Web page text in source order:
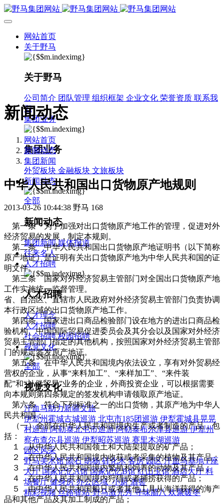
网站首页
关于野马
关于野马
公司简介 团队管理 组织框架 企业文化 荣誉资质 联系我
们
集团业务
集团业务
外贸板块 金融板块 文旅板块
新闻动态
全部
新闻动态
集团新闻 媒体报道
往来名人
人才招聘
人才招聘
人才理念
人才招聘
社会招聘 校园招聘
视觉文化
全部
视觉文化
汗血马助力新疆文旅
伊犁州霍城古城巡游 北屯市185团巡游 伊犁霍城县晃晃
村巡游 阿勒泰北屯市巡游 阿勒泰布尔津县巡游 伊犁州
察布查尔县巡游 伊犁昭苏巡游 赛里木湖巡游
园区风采
野马美术馆 陨石 胡杨 硅化木 客房 园区 汗血马基地 F座
大厅 国家记忆A馆 国家记忆B馆 红山玉馆 酒店大厅 料
场餐厅 健身房 办公区域 小厨 酒窖
精彩视频 丝路驿站·野马激光秀 寻味腊八 欢聚暖冬
新闻动态
网站首页
新闻动态
集团新闻
中华人民共和国出口货物原产地规则
2013-03-26 10:44:38 野马 168
第一条 为了加强对出口货物原产地工作的管理，促进对外
经济贸易的发展，制定本规则。
第二条 中华人民共和国出口货物原产地证明书（以下简称
原产地证）是证明有关出口货物原产地为中华人民共和国的证
明文件。
第三条 国家对外经济贸易主管部门对全国出口货物原产地
工作实施统一监督管理。
省、自治区、直辖市人民政府对外经济贸易主管部门负责协调
本行政区域的出口货物原产地工作。
第四条 国家进出口商品检验部门设在地方的进出口商品检
验机构、中国国际贸易促进委员会及其分会以及国家对外经济
贸易主管部门指定的其他机构，按照国家对外经济贸易主管部
门的规定签发原产地证。
第五条 在中华人民共和国境内依法设立，享有对外贸易经
营权的企业，从事“来料加工”、“来样加工”、“来件装
配”和“补偿贸易”业务的企业，外商投资企业，可以根据需要
向本规则第四条规定的签发机构申请领取原产地证。
第六条 符合下列标准之一的出口货物，其原产地为中华人
民共和国：
（一）全部在中华人民共和国境内生产或者制造的产品，包
括：
１．从中华人民共和国领土和大陆架提取的矿产品；
２．在中华人民共和国境内收获或者采集的植物及其产品；
３．在中华人民共和国境内繁殖和饲养的动物及其产品；
４．在中华人民共和国境内狩猎或者捕捞获得的产品；
５．由中华人民共和国船只或者其他工具从海洋获得的海产
品和其他产品及其加工制成的产品；